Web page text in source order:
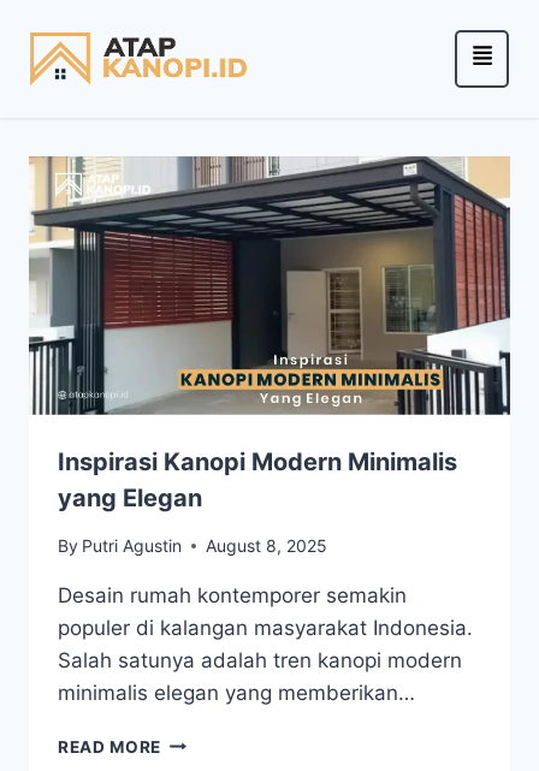
Inspirasi Kanopi Modern Minimalis
yang Elegan
By Putri Agustin August 8, 2025
Desain rumah kontemporer semakin
populer di kalangan masyarakat Indonesia.
Salah satunya adalah tren kanopi modern
minimalis elegan yang memberikan…
READ MORE